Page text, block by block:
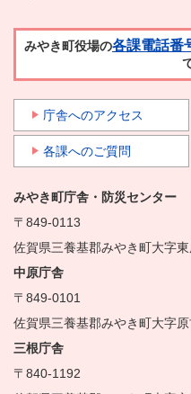
みやき町役場の各課電話番
庁舎へのアクセス
各課へのご質問
みやき町庁舎・防災センター
〒849-0113
佐賀県三養基郡みやき町大字
中原庁舎
〒849-0101
佐賀県三養基郡みやき町大字
三根庁舎
〒840-1192